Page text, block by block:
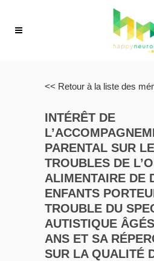
<< Retour à la liste des
INTÉRÊT DE
PARENTAL SUR
TROUBLES DE
ALIMENTAIRE DE
ENFANTS
TROUBLE DU
AUTISTIQUE
ANS ET SA
SUR LA QUALITÉ